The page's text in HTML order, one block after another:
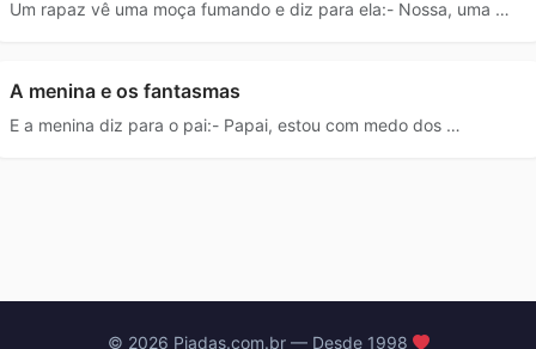
Um rapaz vê uma moça fumando e diz para ela:- Nossa, uma …
A menina e os fantasmas
E a menina diz para o pai:- Papai, estou com medo dos …
© 2026 Piadas.com.br — Desde 1998